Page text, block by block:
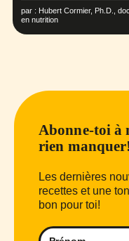
par : Hubert Cormier, Ph.D.,
en nutrition
Abonne-toi à
rien
Les dernières
recettes et une
bon pour toi!